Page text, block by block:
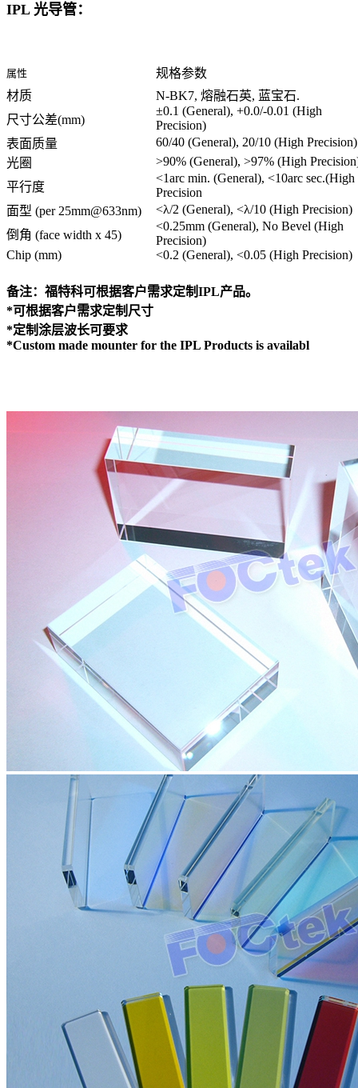
IPL 光导管：
属性
规格参数
材质
N-BK7, 熔融石英, 蓝宝石.
尺寸公差(mm)
±0.1 (General), +0.0/-0.01 (High
Precision)
表面质量
60/40 (General), 20/10 (High Precision)
光圈
>90% (General), >97% (High
平行度
<1arc min. (General), <10arc sec.(High
Precision
面型 (per 25mm@633nm)
<λ/2 (General), <λ/10 (High Precision)
倒角 (face width x 45)
<0.25mm (General), No Bevel (High
Precision)
Chip (mm)
<0.2 (General), <0.05 (High Precision)
备注：福特科可根据客户需求定制IPL产品。
*可根据客户需求定制尺寸
*定制涂层波长可要求
*Custom made mounter for the IPL Products is availabl